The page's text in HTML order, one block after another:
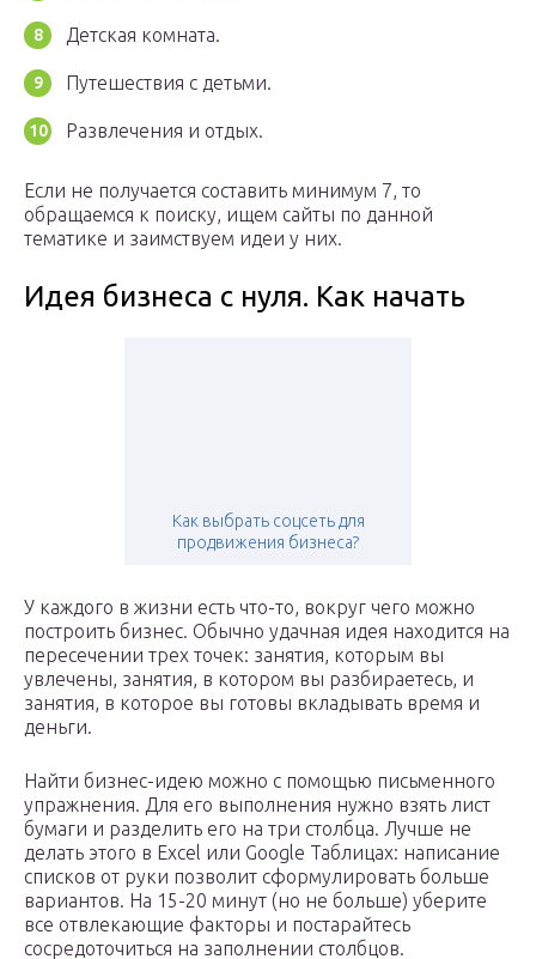
Детская комната.
Путешествия с детьми.
Развлечения и отдых.
Если не получается составить минимум 7, то
обращаемся к поиску, ищем сайты по данной
тематике и заимствуем идеи у них.
Идея бизнеса с нуля. Как начать
Как выбрать соцсеть для
продвижения бизнеса?
У каждого в жизни есть что-то, вокруг чего можно
построить бизнес. Обычно удачная идея находится на
пересечении трех точек: занятия, которым вы
увлечены, занятия, в котором вы разбираетесь, и
занятия, в которое вы готовы вкладывать время и
деньги.
Найти бизнес-идею можно с помощью письменного
упражнения. Для его выполнения нужно взять лист
бумаги и разделить его на три столбца. Лучше не
делать этого в Excel или Google Таблицах: написание
списков от руки позволит сформулировать больше
вариантов. На 15-20 минут (но не больше) уберите
все отвлекающие факторы и постарайтесь
сосредоточиться на заполнении столбцов.